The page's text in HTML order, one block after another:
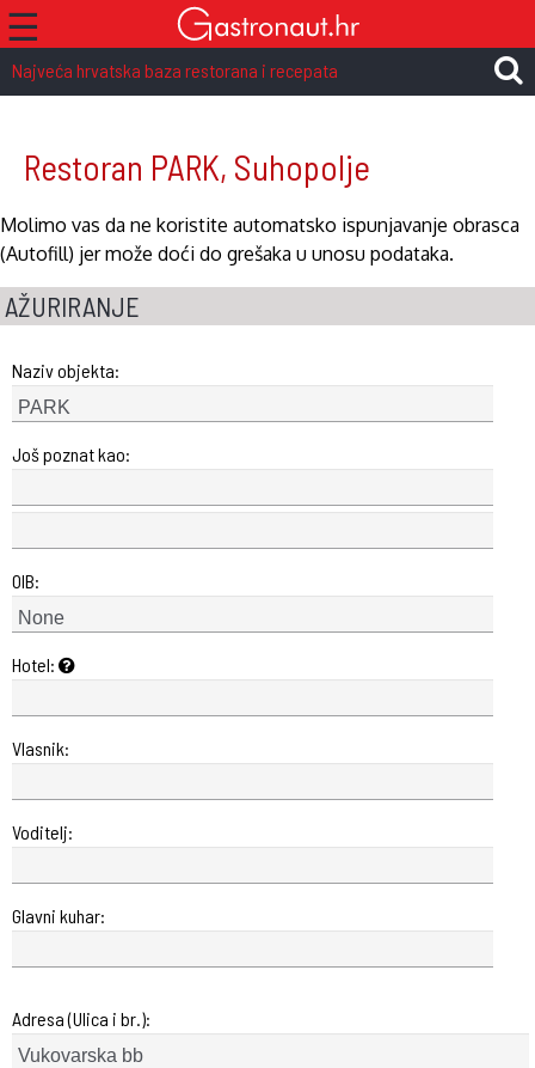
☰
Najveća hrvatska baza restorana i recepata
Restoran PARK, Suhopolje
Molimo vas da ne koristite automatsko ispunjavanje obrasca
(Autofill) jer može doći do grešaka u unosu podataka.
AŽURIRANJE
Naziv objekta:
Još poznat kao:
OIB:
Hotel:
Vlasnik:
Voditelj:
Glavni kuhar:
Adresa (Ulica i br.):